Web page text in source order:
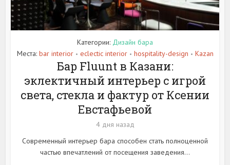
Категории: Дизайн бара
Места: bar interior • eclectic interior • hospitality-design • Kazan
Бар Fluunt в Казани:
эклектичный интерьер с игрой
света, стекла и фактур от Ксении
Евстафьевой
4 дня назад
Современный интерьер бара способен стать полноценной
частью впечатлений от посещения заведения...